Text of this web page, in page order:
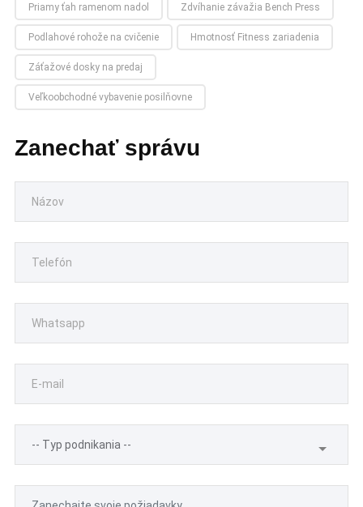
Priamy ťah ramenom nadol Zdvíhanie závažia Bench Press
Podlahové rohože na cvičenie Hmotnosť Fitness zariadenia
Záťažové dosky na predaj
Veľkoobchodné vybavenie posilňovne
Zanechať správu